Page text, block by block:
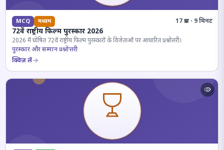
MCQ मध्यम 17 प्रश्न · 9 मिनट
72वें राष्ट्रीय फिल्म पुरस्कार 2026
2026 में घोषित 72वें राष्ट्रीय फिल्म पुरस्कारों के विजेताओं पर आधारित प्रश्नोत्तरी।
पुरस्कार और सम्मान प्रश्नोत्तरी
क्विज़ लें